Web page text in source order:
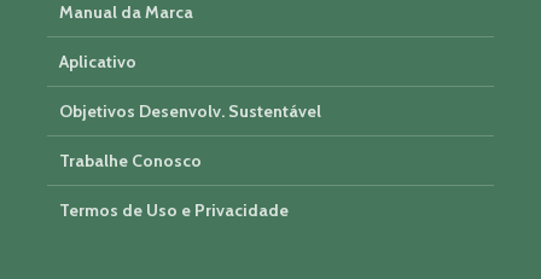
Manual da Marca
Aplicativo
Objetivos Desenvolv. Sustentável
Trabalhe Conosco
Termos de Uso e Privacidade